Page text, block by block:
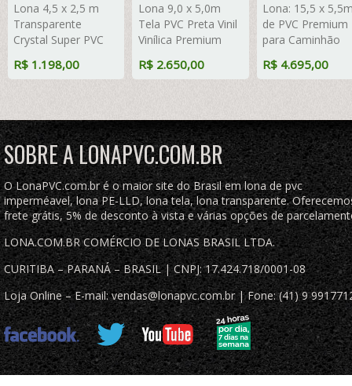
Lona 4,5 x 2,5 m
Transparente
Crystal Super PVC
Tela de Poliéster
cada 50cm
R$ 1.198,00
Lona 9,0 x 5,0m
Tela PVC Preta Vinil
Vinílica Premium
Cobertura de
Chamas
R$ 2.650,00
Lona: 15,5 x
de PVC Premium
para Caminhão
Emborrahcada
LonaFlex Gancho
25cm + 25
Gancho 50cm 1
ROW 0,75m
R$ 4.695,00
SOBRE A LONAPVC.COM.BR
O LonaPVC.com.br é o maior site do Brasil em lona de pvc
imperméavel, lona PE-LLD, lona tela, lona transparente.
frete grátis, 5% de desconto à vista e várias opções de
LONA.COM.BR COMÉRCIO DE LONAS BRASIL LTDA.
CURITIBA – PARANÁ – BRASIL | CNPJ: 17.424.718/0001-08
Loja Online – E-mail: vendas@lonapvc.com.br | Fone: (41) 9